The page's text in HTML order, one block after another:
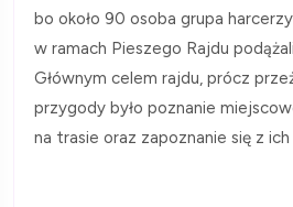
bo około 90 osoba grupa
w ramach Pieszego Rajdu
Głównym celem rajdu, prócz
przygody było poznanie
na trasie oraz zapoznanie się z